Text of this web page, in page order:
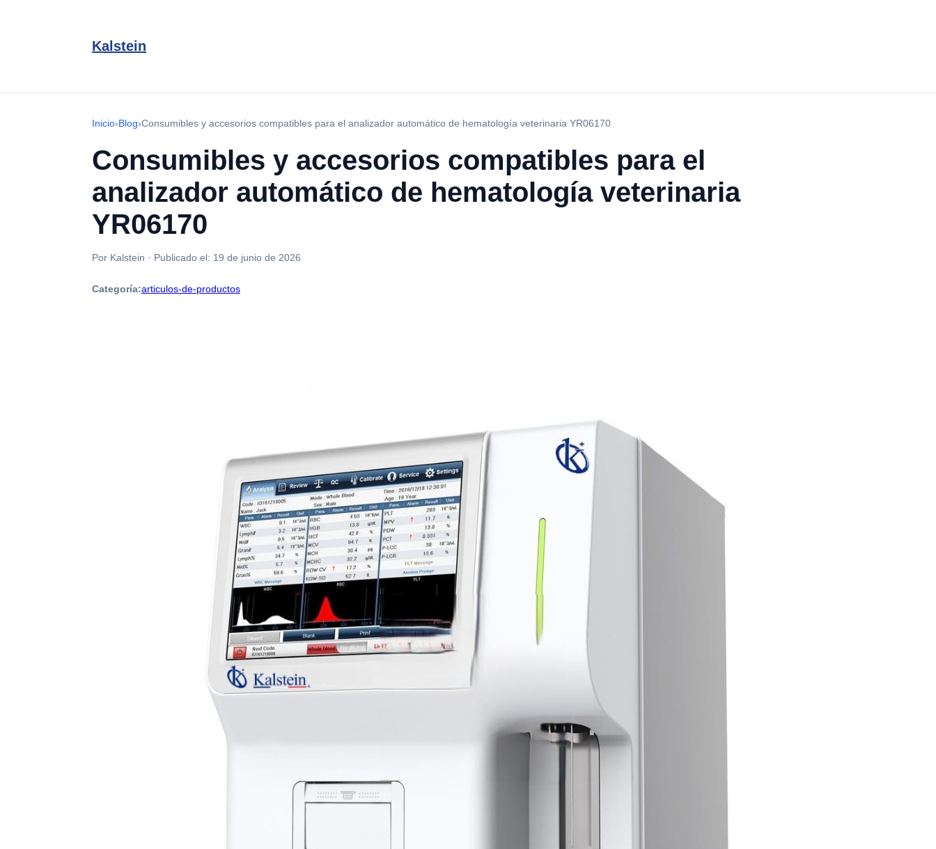
Kalstein
Inicio›Blog›Consumibles y accesorios compatibles para el analizador automático de hematología veterinaria YR06170
Consumibles y accesorios compatibles para el
analizador automático de hematología veterinaria
YR06170
Por Kalstein · Publicado el: 19 de junio de 2026
Categoría:articulos-de-productos